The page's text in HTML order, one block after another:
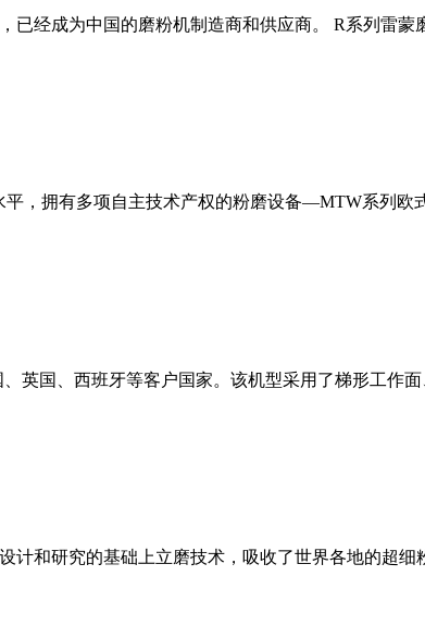
已经成为中国的磨粉机制造商和供应商。 R系列雷
，拥有多项自主技术产权的粉磨设备—MTW系列欧
英国、西班牙等客户国家。该机型采用了梯形工作
计和研究的基础上立磨技术，吸收了世界各地的超